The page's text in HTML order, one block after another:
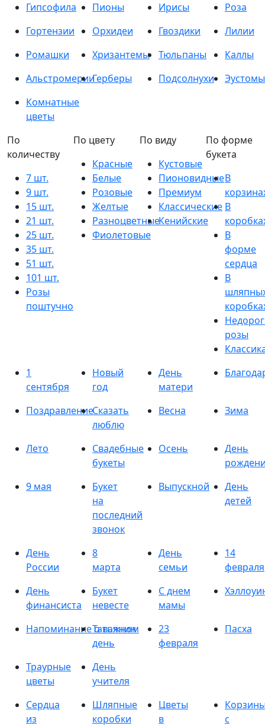
Гипсофила
Пионы Ирисы
Роза
Гортензии
Орхидеи Гвоздики
Лилии
Ромашки
Хризантемы Тюльпаны
Каллы
АльстромерииГерберы Подсолнухи
Эустомы
Комнатные
цветы
По
количеству
7 шт.
9 шт.
15 шт.
21 шт.
25 шт.
35 шт.
51 шт.
101 шт.
Розы
поштучно
По цвету
Красные
Белые
Розовые
Желтые
Разноцветные
Фиолетовые
По виду
Кустовые
Пионовидные
Премиум
Классические
Кенийские
По форме
букета
В
В
В
форме
сердца
В
розы
1
сентября
Новый
год
День
матери
ПоздравлениеСказать
люблю
Весна Зима
Лето
Свадебные
букеты
Осень
День
9 мая
Букет
на
последний
звонок
Выпускной
День
детей
День
России
8
марта
День
семьи
14
февраля
День
финансиста
Букет
невесте
С днем
мамы
Напоминание о важном
Татьянин
день
23
февраля
Пасха
Траурные
цветы
День
учителя
Сердца
из
Шляпные
коробки
Цветы
в
с